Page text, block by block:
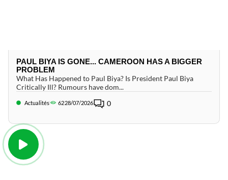
PAUL BIYA IS GONE... CAMEROON HAS A BIGGER
PROBLEM
What Has Happened to Paul Biya? Is President Paul Biya
Critically Ill? Rumours have dom...
Actualités 6228/07/2026 0